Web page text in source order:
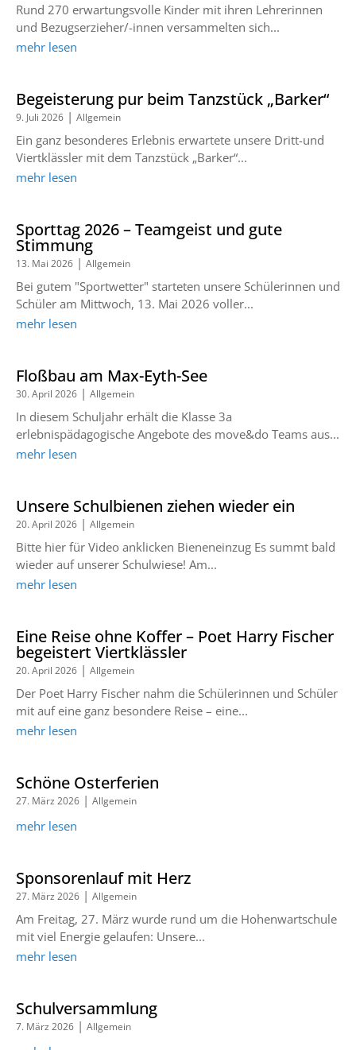
Rund 270 erwartungsvolle Kinder mit ihren Lehrerinnen
und Bezugserzieher/-innen versammelten sich...
mehr lesen
Begeisterung pur beim Tanzstück „Barker“
9. Juli 2026 | Allgemein
Ein ganz besonderes Erlebnis erwartete unsere Dritt-und
Viertklässler mit dem Tanzstück „Barker“...
mehr lesen
Sporttag 2026 – Teamgeist und gute
Stimmung
13. Mai 2026 | Allgemein
Bei gutem "Sportwetter" starteten unsere Schülerinnen und
Schüler am Mittwoch, 13. Mai 2026 voller...
mehr lesen
Floßbau am Max-Eyth-See
30. April 2026 | Allgemein
In diesem Schuljahr erhält die Klasse 3a
erlebnispädagogische Angebote des move&do Teams aus...
mehr lesen
Unsere Schulbienen ziehen wieder ein
20. April 2026 | Allgemein
Bitte hier für Video anklicken Bieneneinzug Es summt bald
wieder auf unserer Schulwiese! Am...
mehr lesen
Eine Reise ohne Koffer – Poet Harry Fischer
begeistert Viertklässler
20. April 2026 | Allgemein
Der Poet Harry Fischer nahm die Schülerinnen und Schüler
mit auf eine ganz besondere Reise – eine...
mehr lesen
Schöne Osterferien
27. März 2026 | Allgemein
mehr lesen
Sponsorenlauf mit Herz
27. März 2026 | Allgemein
Am Freitag, 27. März wurde rund um die Hohenwartschule
mit viel Energie gelaufen: Unsere...
mehr lesen
Schulversammlung
7. März 2026 | Allgemein